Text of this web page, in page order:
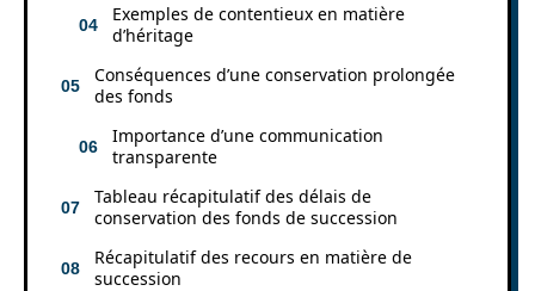
Exemples de contentieux en matière
d’héritage
Conséquences d’une conservation prolongée
des fonds
Importance d’une communication
transparente
Tableau récapitulatif des délais de
conservation des fonds de succession
Récapitulatif des recours en matière de
succession